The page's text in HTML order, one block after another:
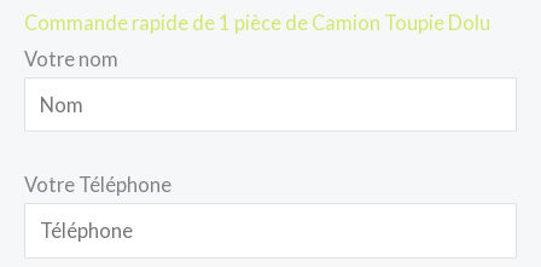
Commande rapide de 1 pièce de Camion Toupie Dolu
Votre nom
Votre Téléphone